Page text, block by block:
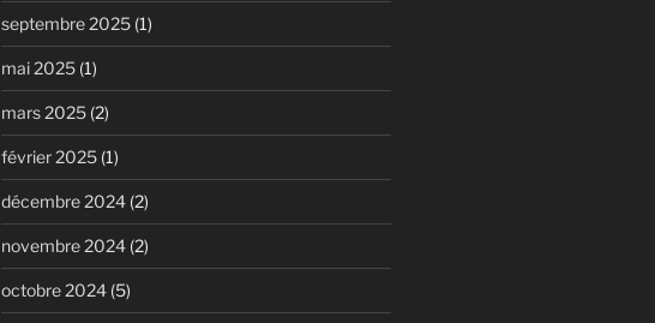
septembre 2025(1)
mai 2025(1)
mars 2025(2)
février 2025(1)
décembre 2024(2)
novembre 2024(2)
octobre 2024(5)